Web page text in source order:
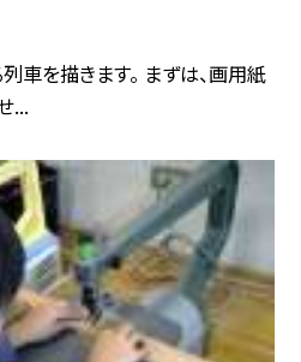
車を描きます。 まずは、画用紙
...